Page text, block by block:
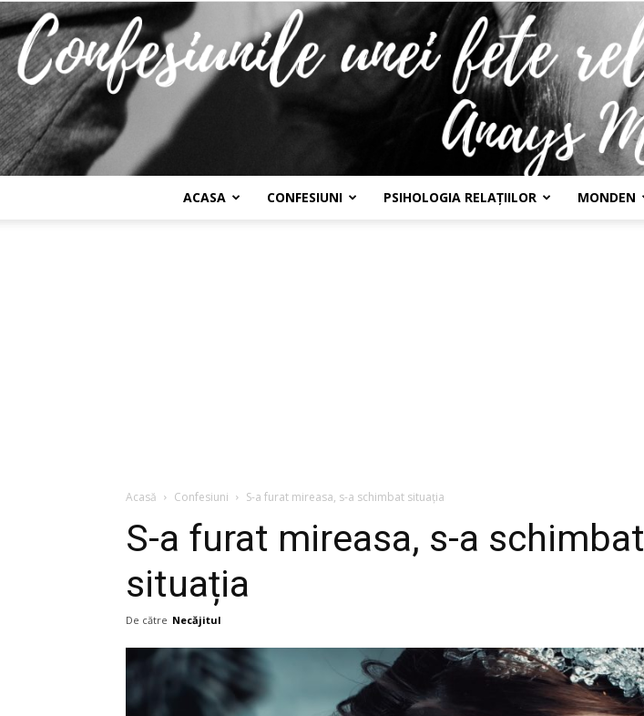
ACASA CONFESIUNI PSIHOLOGIA RELAȚIILOR MONDEN
Acasă Confesiuni S-a furat mireasa, s-a schimbat situația
S-a furat mireasa, s-a schimbat
situația
De către Necăjitul